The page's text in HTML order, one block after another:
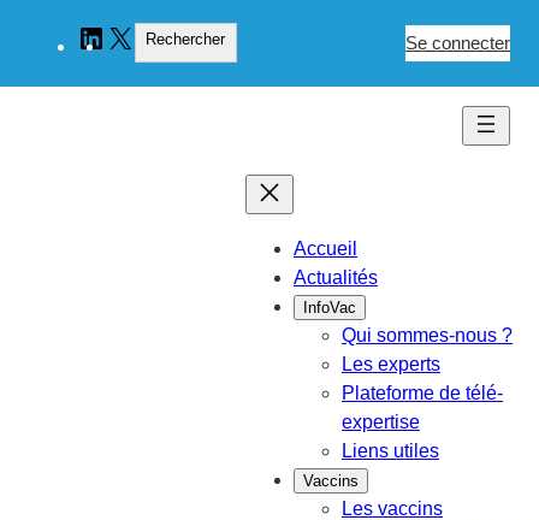
LinkedInRechercher
Rechercher Se connecter
Accueil
Actualités
InfoVac
Qui sommes-nous ?
Les experts
Plateforme de télé-
expertise
Liens utiles
Vaccins
Les vaccins